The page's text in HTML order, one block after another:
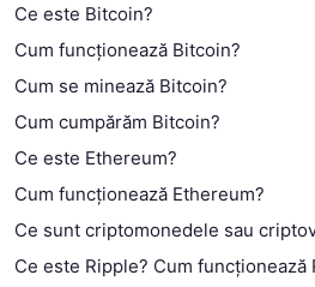
Ce este Bitcoin?
Cum funcționează Bitcoin?
Cum se minează Bitcoin?
Cum cumpărăm Bitcoin?
Ce este Ethereum?
Cum funcționează Ethereum?
Ce sunt criptomonedele sau
Ce este Ripple? Cum funcționează